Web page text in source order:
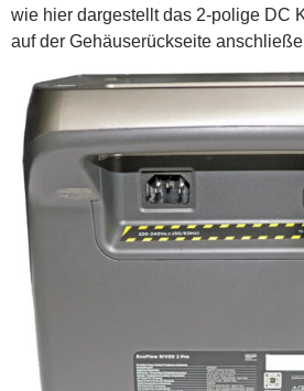
wie hier dargestellt das 2-polige DC
auf der Gehäuserückseite